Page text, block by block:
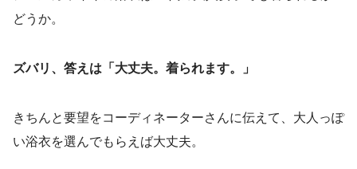
どうか。
ズバリ、答えは「大丈夫。着られます。」
きちんと要望をコーディネーターさんに伝えて、大人っぽ
い浴衣を選んでもらえば大丈夫。